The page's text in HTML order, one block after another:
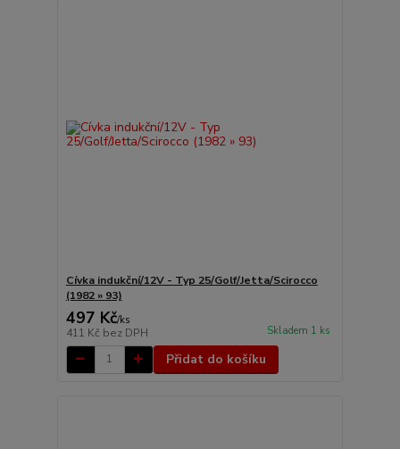
Cívka indukční/12V - Typ 25/Golf/Jetta/Scirocco
(1982 » 93)
497 Kč/ks
411 Kč bez DPH Skladem 1 ks
Přidat do košíku